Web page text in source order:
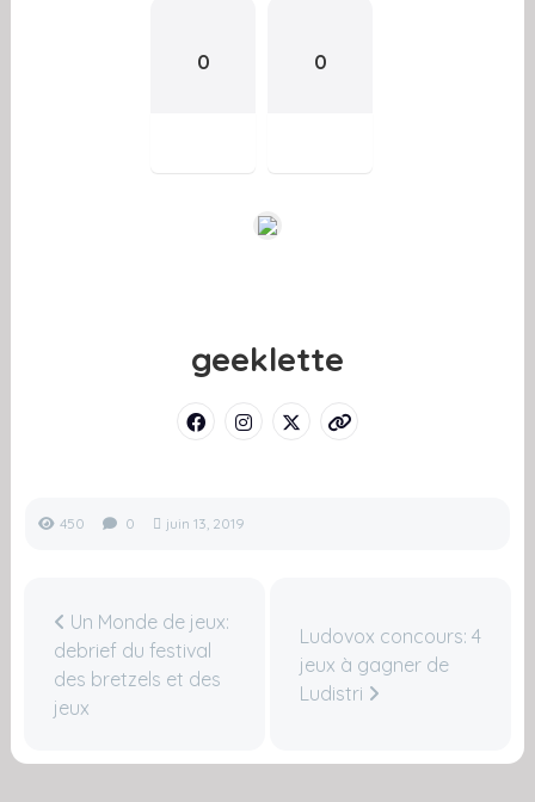
0 0
geeklette
450 0 juin 13, 2019
Un Monde de jeux:
debrief du festival
des bretzels et des
jeux
Ludovox concours: 4
jeux à gagner de
Ludistri